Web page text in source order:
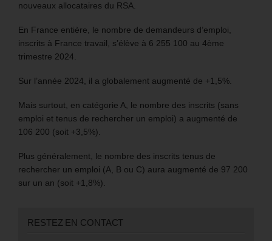
nouveaux allocataires du RSA.
En France entière, le nombre de demandeurs d’emploi,
inscrits à France travail, s’élève à 6 255 100 au 4ème
trimestre 2024.
Sur l’année 2024, il a globalement augmenté de +1,5%.
Mais surtout, en catégorie A, le nombre des inscrits (sans
emploi et tenus de rechercher un emploi) a augmenté de
106 200 (soit +3,5%).
Plus généralement, le nombre des inscrits tenus de
rechercher un emploi (A, B ou C) aura augmenté de 97 200
sur un an (soit +1,8%).
RESTEZ EN CONTACT